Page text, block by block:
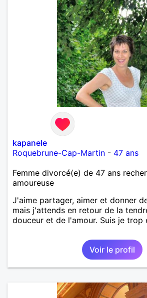
kapanele
Roquebrune-Cap-Martin - 47 ans
Femme divorcé(e) de 47 ans
amoureuse
J'aime partager, aimer et donner
mais j'attends en retour de la
douceur et de l'amour. Suis je trop
Voir le profil